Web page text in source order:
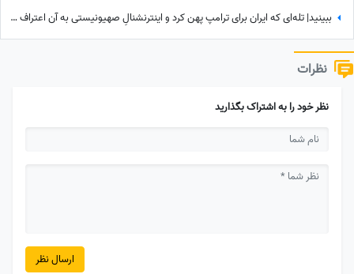
ببینید| تله‌ای که ایران برای ترامپ پهن کرد و اینترنشنالِ صهیونیستی به آن اعتراف کرد!
نظرات
نظر خود را به اشتراک بگذارید
ارسال نظر